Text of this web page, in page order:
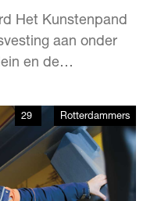
Het Kunstenpand
aan onder
en de
doch feestelijke
29 Rotterdammers